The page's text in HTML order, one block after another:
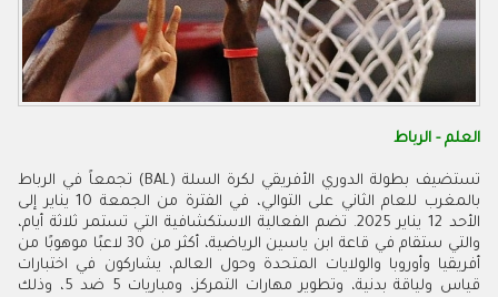
العلم - الرباط
تستضيف بطولة الدوري الأفريقي لكرة السلة (BAL) تجمعاً في الرباط
بالمغرب للعام الثاني على التوالي، في الفترة من الجمعة 10 يناير إلى
الأحد 12 يناير 2025. تضم الفعالية الاستكشافية التي تستمر ثلاثة أيام،
والتي ستقام في قاعة ابن ياسين الرياضية، أكثر من 30 لاعبًا موهوبًا من
أفريقيا وأوروبا والولايات المتحدة وحول العالم، يشاركون في اختبارات
قياس ولياقة بدنية، وتطوير مهارات التمركز، ومباريات 5 ضد 5، وذلك